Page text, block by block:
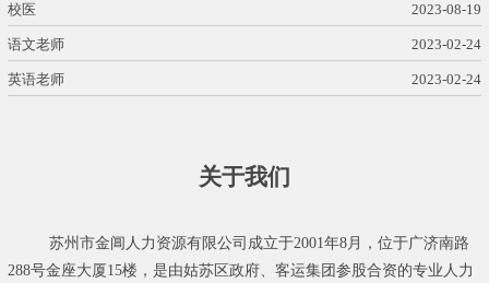
校医 2023-08-19
语文老师 2023-02-24
英语老师 2023-02-24
关于我们
苏州市金阊人力资源有限公司成立于2001年8月，位于广济南路
288号金座大厦15楼，是由姑苏区政府、客运集团参股合资的专业人力